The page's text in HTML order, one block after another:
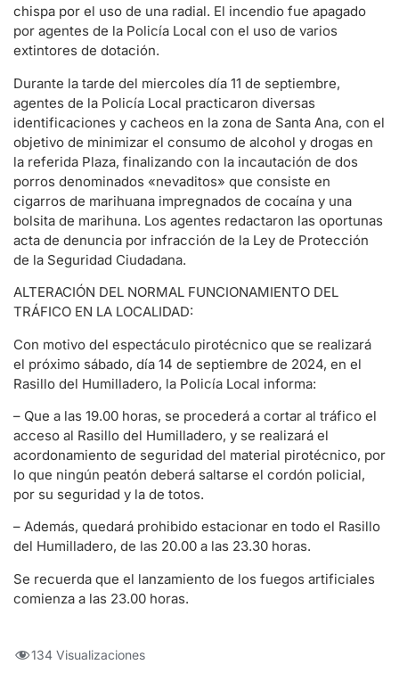
chispa por el uso de una radial. El incendio fue apagado
por agentes de la Policía Local con el uso de varios
extintores de dotación.
Durante la tarde del miercoles día 11 de septiembre,
agentes de la Policía Local practicaron diversas
identificaciones y cacheos en la zona de Santa Ana, con el
objetivo de minimizar el consumo de alcohol y drogas en
la referida Plaza, finalizando con la incautación de dos
porros denominados «nevaditos» que consiste en
cigarros de marihuana impregnados de cocaína y una
bolsita de marihuna. Los agentes redactaron las oportunas
acta de denuncia por infracción de la Ley de Protección
de la Seguridad Ciudadana.
ALTERACIÓN DEL NORMAL FUNCIONAMIENTO DEL
TRÁFICO EN LA LOCALIDAD:
Con motivo del espectáculo pirotécnico que se realizará
el próximo sábado, día 14 de septiembre de 2024, en el
Rasillo del Humilladero, la Policía Local informa:
– Que a las 19.00 horas, se procederá a cortar al tráfico el
acceso al Rasillo del Humilladero, y se realizará el
acordonamiento de seguridad del material pirotécnico, por
lo que ningún peatón deberá saltarse el cordón policial,
por su seguridad y la de totos.
– Además, quedará prohibido estacionar en todo el Rasillo
del Humilladero, de las 20.00 a las 23.30 horas.
Se recuerda que el lanzamiento de los fuegos artificiales
comienza a las 23.00 horas.
134 Visualizaciones